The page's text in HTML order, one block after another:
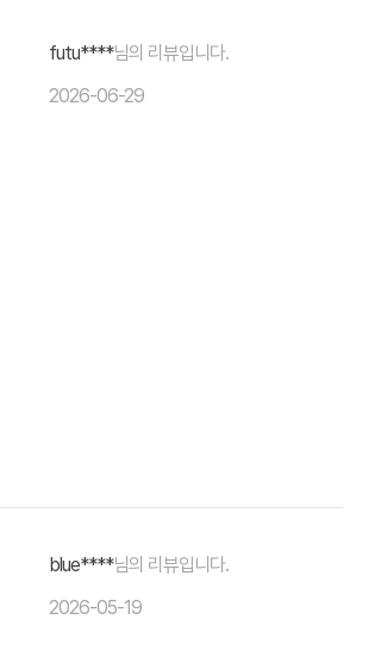
futu****님의 리뷰입니다.
2026-06-29
blue****님의 리뷰입니다.
2026-05-19